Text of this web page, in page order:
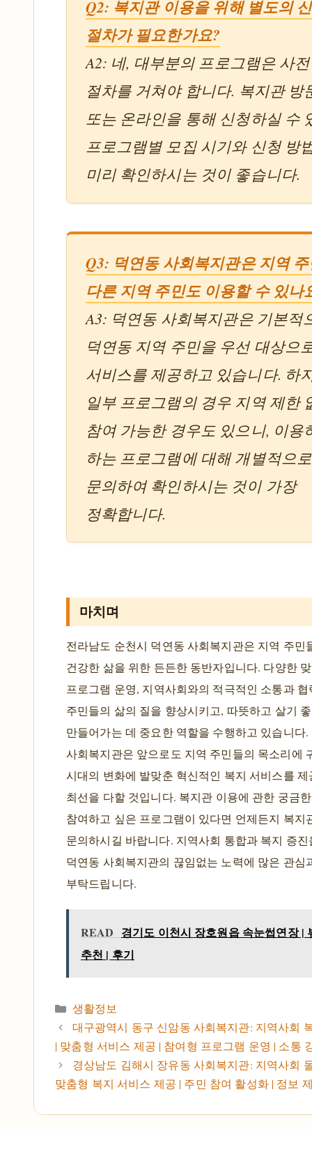
Q2: 복지관 이용을 위해 별도의
절차가 필요한가요?
A2: 네, 대부분의 프로그램은 사
절차를 거쳐야 합니다. 복지관 방
또는 온라인을 통해 신청하실 수
프로그램별 모집 시기와 신청 방
미리 확인하시는 것이 좋습니다.
Q3: 덕연동 사회복지관은 지역
다른 지역 주민도 이용할 수 있나
A3: 덕연동 사회복지관은 기본적
덕연동 지역 주민을 우선 대상으
서비스를 제공하고 있습니다. 하
일부 프로그램의 경우 지역 제한
참여 가능한 경우도 있으니, 이용
하는 프로그램에 대해 개별적으로
문의하여 확인하시는 것이 가장
정확합니다.
마치며
전라남도 순천시 덕연동 사회복지관은 지역 주민
건강한 삶을 위한 든든한 동반자입니다. 다양한
프로그램 운영, 지역사회와의 적극적인 소통과
주민들의 삶의 질을 향상시키고, 따뜻하고 살기
만들어가는 데 중요한 역할을 수행하고 있습니다.
사회복지관은 앞으로도 지역 주민들의 목소리에
시대의 변화에 발맞춘 혁신적인 복지 서비스를
최선을 다할 것입니다. 복지관 이용에 관한 궁금
참여하고 싶은 프로그램이 있다면 언제든지 복지
문의하시길 바랍니다. 지역사회 통합과 복지 증진
덕연동 사회복지관의 끊임없는 노력에 많은 관심
부탁드립니다.
READ 경기도 이천시 장호원읍 속눈썹연장 |
추천 | 후기
카테고리
생활정보
대구광역시 동구 신암동 사회복지관: 지역사회
| 맞춤형 서비스 제공 | 참여형 프로그램 운영 | 소통
경상남도 김해시 장유동 사회복지관: 지역사회
맞춤형 복지 서비스 제공 | 주민 참여 활성화 | 정보